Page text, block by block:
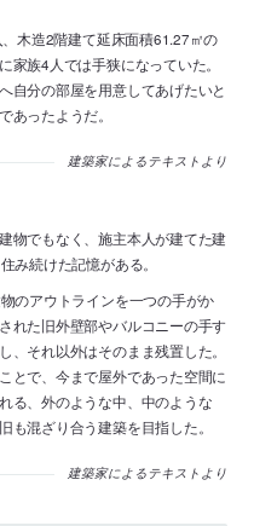
木造2階建て延床面積61.27㎡の
家族4人では手狭になっていた。
自分の部屋を用意してあげたいと
あったようだ。
建築家によるテキストより
物でもなく、施主本人が建てた建
み続けた記憶がある。
のアウトラインを一つの手がか
れた旧外壁部やバルコニーの手す
、それ以外はそのまま残置した。
とで、今まで屋外であった空間に
る、外のような中、中のような
も混ざり合う建築を目指した。
建築家によるテキストより